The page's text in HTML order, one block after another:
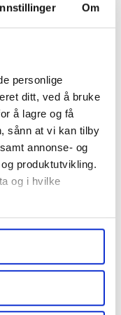
Om
personlige
ditt, ved å bruke
å lagre og få
sånn at vi kan tilby
annonse- og
produktutvikling.
og i hvilke
dine personlige
hvordan de skal
trekke tilbake ditt